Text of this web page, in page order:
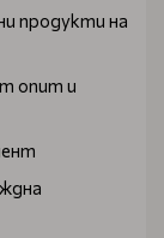
продукти на
опит и